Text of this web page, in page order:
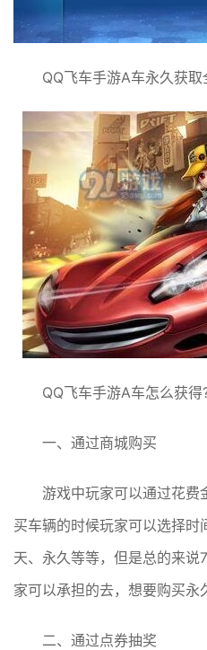
QQ飞车手游A车永久获取
QQ飞车手游A车怎么获得
一、通过商城购买
游戏中玩家可以通过花费
买车辆的时候玩家可以选择
天、永久等等，但是总的来
家可以承担的去，想要购买永
二、通过点券抽奖